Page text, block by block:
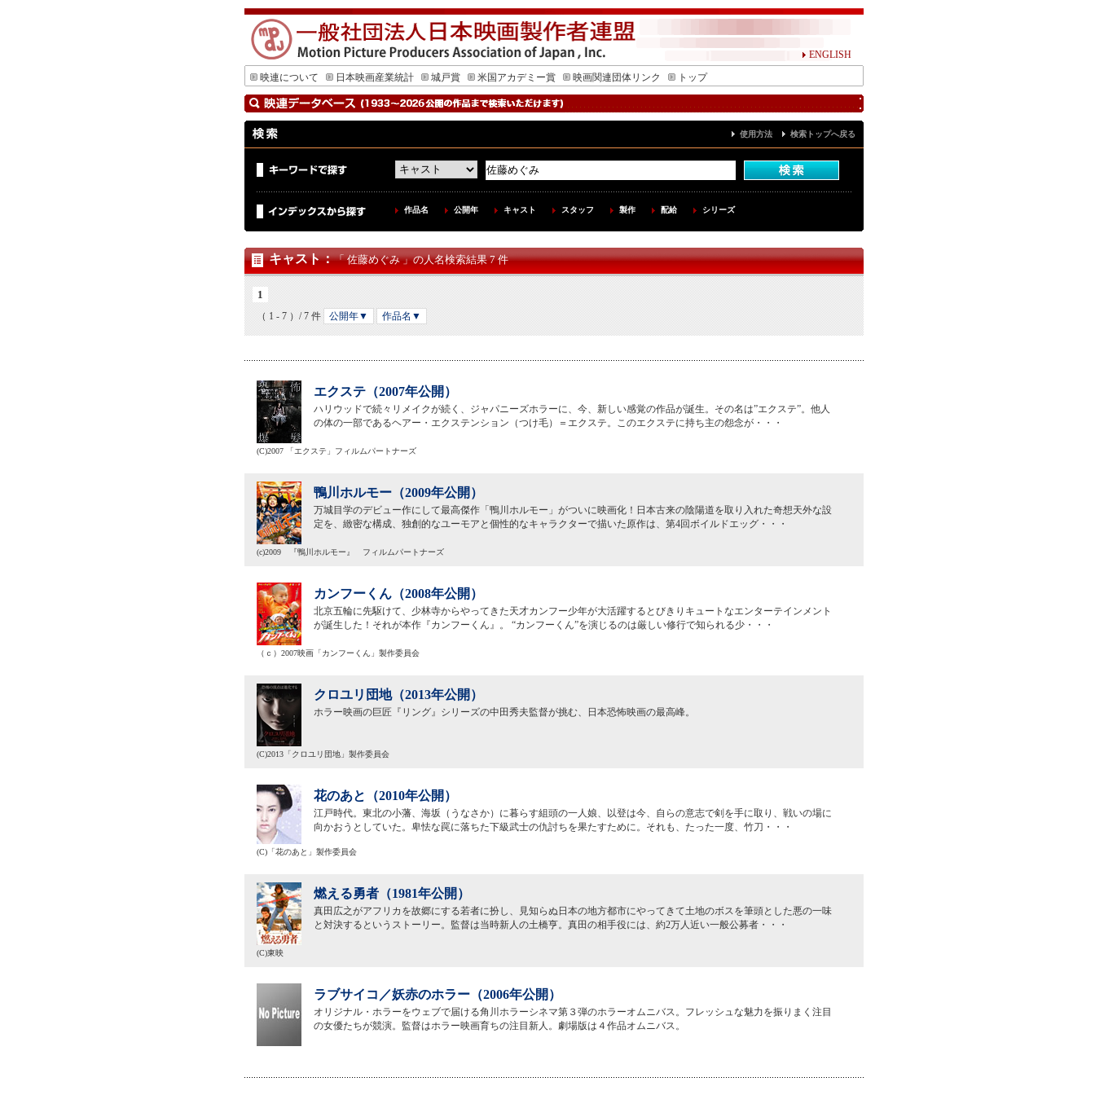
ENGLISH
映連について
日本映画産業統計 城戸賞 米国アカデミー賞 映画関連団体リンク トップ
使用方法 検索トップへ戻る
作品名 公開年 キャスト スタッフ 製作 配給 シリーズ
キャスト：「 佐藤めぐみ 」の人名検索結果 7 件
1
（ 1 - 7 ）/ 7 件 公開年▼ 作品名▼
エクステ（2007年公開）
ハリウッドで続々リメイクが続く、ジャパニーズホラーに、今、新しい感覚の作品が誕生。その名は”エクステ”。他人
の体の一部であるヘアー・エクステンション（つけ毛）＝エクステ。このエクステに持ち主の怨念が・・・
(C)2007 「エクステ」フィルムパートナーズ
鴨川ホルモー（2009年公開）
万城目学のデビュー作にして最高傑作「鴨川ホルモー」がついに映画化！日本古来の陰陽道を取り入れた奇想天外な設
定を、緻密な構成、独創的なユーモアと個性的なキャラクターで描いた原作は、第4回ボイルドエッグ・・・
(c)2009 『鴨川ホルモー』 フィルムパートナーズ
カンフーくん（2008年公開）
北京五輪に先駆けて、少林寺からやってきた天才カンフー少年が大活躍するとびきりキュートなエンターテインメント
が誕生した！それが本作『カンフーくん』。 “カンフーくん”を演じるのは厳しい修行で知られる少・・・
（ｃ）2007映画「カンフーくん」製作委員会
クロユリ団地（2013年公開）
ホラー映画の巨匠『リング』シリーズの中田秀夫監督が挑む、日本恐怖映画の最高峰。
(C)2013「クロユリ団地」製作委員会
花のあと（2010年公開）
江戸時代。東北の小藩、海坂（うなさか）に暮らす組頭の一人娘、以登は今、自らの意志で剣を手に取り、戦いの場に
向かおうとしていた。卑怯な罠に落ちた下級武士の仇討ちを果たすために。それも、たった一度、竹刀・・・
(C)「花のあと」製作委員会
燃える勇者（1981年公開）
真田広之がアフリカを故郷にする若者に扮し、見知らぬ日本の地方都市にやってきて土地のボスを筆頭とした悪の一味
と対決するというストーリー。監督は当時新人の土橋亨。真田の相手役には、約2万人近い一般公募者・・・
(C)東映
ラブサイコ／妖赤のホラー（2006年公開）
オリジナル・ホラーをウェブで届ける角川ホラーシネマ第３弾のホラーオムニバス。フレッシュな魅力を振りまく注目
の女優たちが競演。監督はホラー映画育ちの注目新人。劇場版は４作品オムニバス。